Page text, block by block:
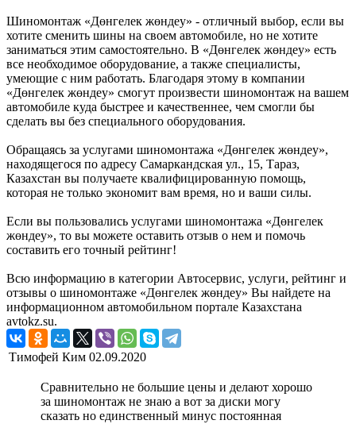
Шиномонтаж «Дөнгелек жөндеу» - отличный выбор, если вы
хотите сменить шины на своем автомобиле, но не хотите
заниматься этим самостоятельно. В «Дөнгелек жөндеу» есть
все необходимое оборудование, а также специалисты,
умеющие с ним работать. Благодаря этому в компании
«Дөнгелек жөндеу» смогут произвести шиномонтаж на вашем
автомобиле куда быстрее и качественнее, чем смогли бы
сделать вы без специального оборудования.
Обращаясь за услугами шиномонтажа «Дөнгелек жөндеу»,
находящегося по адресу Самаркандская ул., 15, Тараз,
Казахстан вы получаете квалифицированную помощь,
которая не только экономит вам время, но и ваши силы.
Если вы пользовались услугами шиномонтажа «Дөнгелек
жөндеу», то вы можете оставить отзыв о нем и помочь
составить его точный рейтинг!
Всю информацию в категории Автосервис, услуги, рейтинг и
отзывы о шиномонтаже «Дөнгелек жөндеу» Вы найдете на
информационном автомобильном портале Казахстана
avtokz.su.
Тимофей Ким 02.09.2020
Сравнительно не большие цены и делают хорошо
за шиномонтаж не знаю а вот за диски могу
сказать но единственный минус постоянная